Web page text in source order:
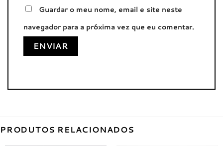
Guardar o meu nome, email e site neste
navegador para a próxima vez que eu comentar.
PRODUTOS RELACIONADOS